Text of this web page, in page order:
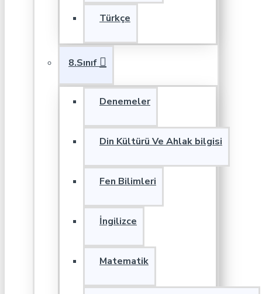
Türkçe
8.Sınıf
Denemeler
Din Kültürü Ve Ahlak bilgisi
Fen Bilimleri
İngilizce
Matematik